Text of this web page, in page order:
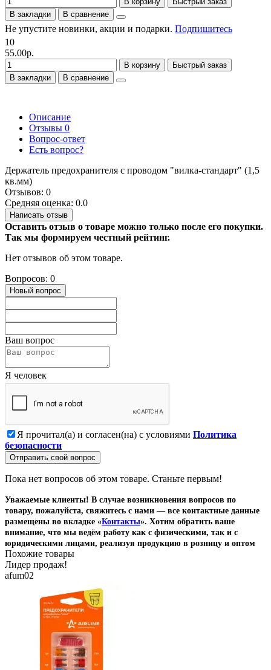
В закладки
В сравнение
Не упустите новинки, акции и подарки. Подпишитесь
10
55.00р.
В корзину
Быстрый заказ
В закладки
В сравнение
Описание
Отзывы 0
Вопрос-ответ
Есть вопрос?
Держатель предохранителя с проводом "вилка-стандарт" (1,5
кв.мм)
Отзывов: 0
Средняя оценка: 0.0
Написать отзыв
Оставить отзыв о товаре можно только после его покупки.
Так мы формируем честный рейтинг.
Нет отзывов об этом товаре.
Вопросов: 0
Новый вопрос
Ваш вопрос
Я человек
Я прочитал(а) и согласен(на) с условиями Политика
безопасности
Отправить свой вопрос
Пока нет вопросов об этом товаре. Станьте первым!
Уважаемые клиенты! В случае возникновения вопросов по
товару, пожалуйста, свяжитесь с нами — все контактные данные
размещены во вкладке «Контакты». Хотим обратить ваше
внимание, что мы ведём работу как с физическими, так и с
юридическими лицами, реализуя продукцию в розницу и оптом
Похожие товары
Лидер продаж!
afum02